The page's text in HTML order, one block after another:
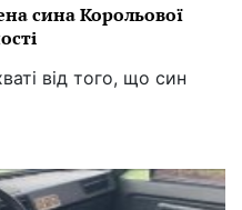
сина Корольової
від того, що син